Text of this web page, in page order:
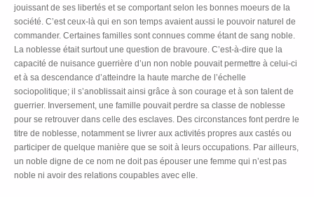
jouissant de ses libertés et se comportant selon les bonnes moeurs de la
société. C’est ceux-là qui en son temps avaient aussi le pouvoir naturel de
commander. Certaines familles sont connues comme étant de sang noble.
La noblesse était surtout une question de bravoure. C’est-à-dire que la
capacité de nuisance guerrière d’un non noble pouvait permettre à celui-ci
et à sa descendance d’atteindre la haute marche de l’échelle
sociopolitique; il s’anoblissait ainsi grâce à son courage et à son talent de
guerrier. Inversement, une famille pouvait perdre sa classe de noblesse
pour se retrouver dans celle des esclaves. Des circonstances font perdre le
titre de noblesse, notamment se livrer aux activités propres aux castés ou
participer de quelque manière que se soit à leurs occupations. Par ailleurs,
un noble digne de ce nom ne doit pas épouser une femme qui n’est pas
noble ni avoir des relations coupables avec elle.